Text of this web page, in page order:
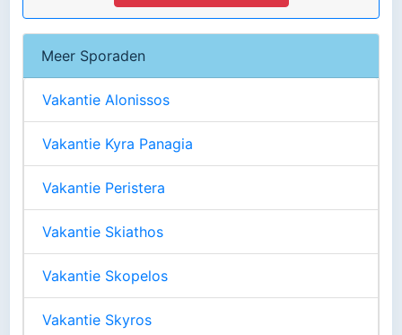
Meer Sporaden
Vakantie Alonissos
Vakantie Kyra Panagia
Vakantie Peristera
Vakantie Skiathos
Vakantie Skopelos
Vakantie Skyros